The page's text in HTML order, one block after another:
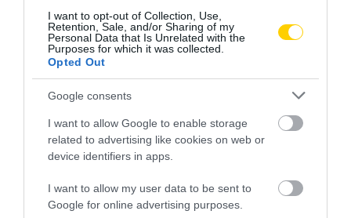
I want to opt-out of Collection, Use,
Retention, Sale, and/or Sharing of my
Personal Data that Is Unrelated with the
Purposes for which it was collected.
Opted Out
Google consents
I want to allow Google to enable storage
related to advertising like cookies on web or
device identifiers in apps.
I want to allow my user data to be sent to
Google for online advertising purposes.
SÓHAJA
2026. JÚLIUS 31.
2026. JÚLIUS 15.